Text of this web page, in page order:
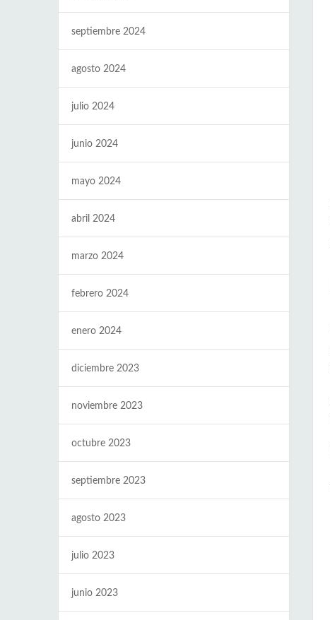
septiembre 2024
agosto 2024
julio 2024
junio 2024
mayo 2024
abril 2024
marzo 2024
febrero 2024
enero 2024
diciembre 2023
noviembre 2023
octubre 2023
septiembre 2023
agosto 2023
julio 2023
junio 2023